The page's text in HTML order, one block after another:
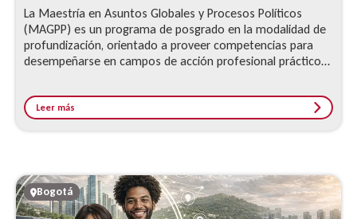
La Maestría en Asuntos Globales y Procesos Políticos
(MAGPP) es un programa de posgrado en la modalidad de
profundización, orientado a proveer competencias para
desempeñarse en campos de acción profesional prácticos,
Leer más
Bogotá